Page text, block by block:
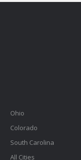
Ohio
Colorado
South Carolina
All Cities